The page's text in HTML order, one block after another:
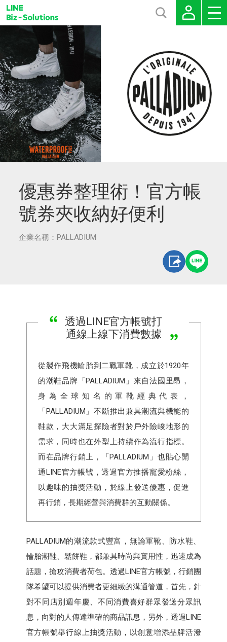
優惠券整理術！官方帳
號券夾收納好便利
企業名稱：PALLADIUM
透過LINE官方帳號打
通線上線下消費數據
從製作飛機輪胎到二戰軍靴，成立於1920年
的潮鞋品牌「PALLADIUM」來自法國里昂，
身為全球知名的軍靴經典代表，
「PALLADIUM」不斷推出兼具潮流與機能的
鞋款，大大滿足探險者對於戶外險峻地形的
需求，同時也在外型上持續作為流行指標。
而在品牌行銷上，「PALLADIUM」也貼心開
通LINE官方帳號，透過官方推播寵愛粉絲，
以趣味的抽獎活動，於線上發送優惠，促進
再行銷，長期經營與消費群的互動關係。
PALLADIUM的潮流款式豐富，無論軍靴、防水鞋、
輪胎潮鞋、鬆餅鞋，都兼具時尚與實用性，迅速成為
話題，搶攻消費者荷包。透過LINE官方帳號，行銷團
隊希望可以提供消費者更細緻的溝通管道，首先，針
對不同店別週年慶、不同消費喜好群眾發送分眾訊
息，向對的人傳達準確的商品訊息，另外，透過LINE
官方帳號舉行線上抽獎活動，以創意增添品牌活潑